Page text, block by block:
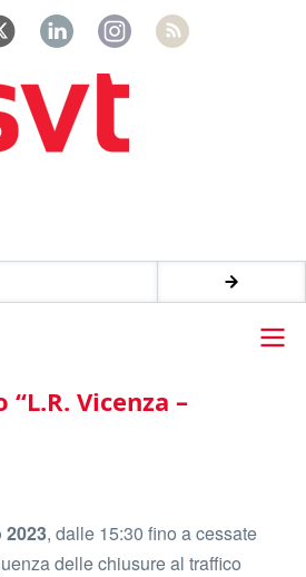
Vicenza –
2023, dalle 15:30 fino a cessate
delle chiusure al traffico